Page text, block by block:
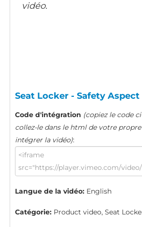
vidéo.
Seat Locker - Safety Aspect
Code d'intégration (copiez le code
collez-le dans le html de votre
intégrer la vidéo):
Langue de la vidéo: English
Catégorie: Product video, Seat